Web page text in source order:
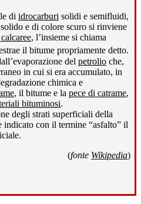
di idrocarburi solidi e semifluidi,
e di colore scuro si rinviene
, l’insieme si chiama
il bitume propriamente detto.
del petrolio che,
in cui si era accumulato, in
chimica e
, il bitume e la pece di catrame,
bituminosi.
degli strati superficiali della
indicato con il termine “asfalto” il
(fonte Wikipedia)